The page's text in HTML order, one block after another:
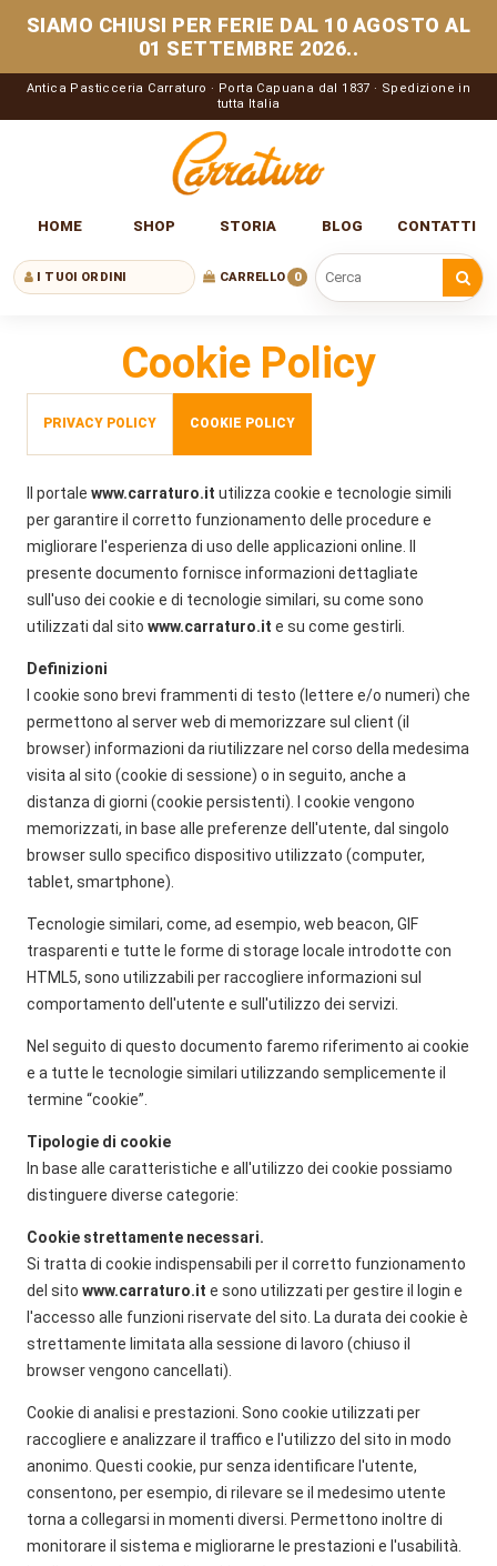
SIAMO CHIUSI PER FERIE DAL 10 AGOSTO AL
01 SETTEMBRE 2026..
Antica Pasticceria Carraturo · Porta Capuana dal 1837 · Spedizione in
tutta Italia
HOME SHOP STORIA BLOG CONTATTI
Cerca nel sito
I TUOI ORDINI CARRELLO 0
Cookie Policy
PRIVACY POLICY COOKIE POLICY
Il portale www.carraturo.it utilizza cookie e tecnologie simili
per garantire il corretto funzionamento delle procedure e
migliorare l'esperienza di uso delle applicazioni online. Il
presente documento fornisce informazioni dettagliate
sull'uso dei cookie e di tecnologie similari, su come sono
utilizzati dal sito www.carraturo.it e su come gestirli.
Definizioni
I cookie sono brevi frammenti di testo (lettere e/o numeri) che
permettono al server web di memorizzare sul client (il
browser) informazioni da riutilizzare nel corso della medesima
visita al sito (cookie di sessione) o in seguito, anche a
distanza di giorni (cookie persistenti). I cookie vengono
memorizzati, in base alle preferenze dell'utente, dal singolo
browser sullo specifico dispositivo utilizzato (computer,
tablet, smartphone).
Tecnologie similari, come, ad esempio, web beacon, GIF
trasparenti e tutte le forme di storage locale introdotte con
HTML5, sono utilizzabili per raccogliere informazioni sul
comportamento dell'utente e sull'utilizzo dei servizi.
Nel seguito di questo documento faremo riferimento ai cookie
e a tutte le tecnologie similari utilizzando semplicemente il
termine “cookie”.
Tipologie di cookie
In base alle caratteristiche e all'utilizzo dei cookie possiamo
distinguere diverse categorie:
Cookie strettamente necessari.
Si tratta di cookie indispensabili per il corretto funzionamento
del sito www.carraturo.it e sono utilizzati per gestire il login e
l'accesso alle funzioni riservate del sito. La durata dei cookie è
strettamente limitata alla sessione di lavoro (chiuso il
browser vengono cancellati).
Cookie di analisi e prestazioni. Sono cookie utilizzati per
raccogliere e analizzare il traffico e l'utilizzo del sito in modo
anonimo. Questi cookie, pur senza identificare l'utente,
consentono, per esempio, di rilevare se il medesimo utente
torna a collegarsi in momenti diversi. Permettono inoltre di
monitorare il sistema e migliorarne le prestazioni e l'usabilità.